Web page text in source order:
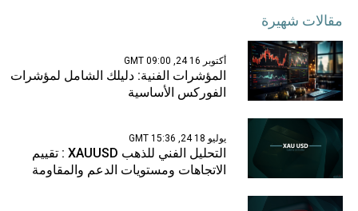
مقالات شهيرة
أكتوبر 16 24, 09:00 GMT
المؤشرات الفنية: دليلك الشامل لمؤشرات
الفوركس الأساسية
يوليو 18 24, 15:36 GMT
التحليل الفني للذهب XAUUSD : تقييم
الاتجاهات ومستويات الدعم والمقاومة